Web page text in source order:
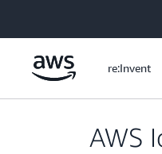
re:Invent
AWS